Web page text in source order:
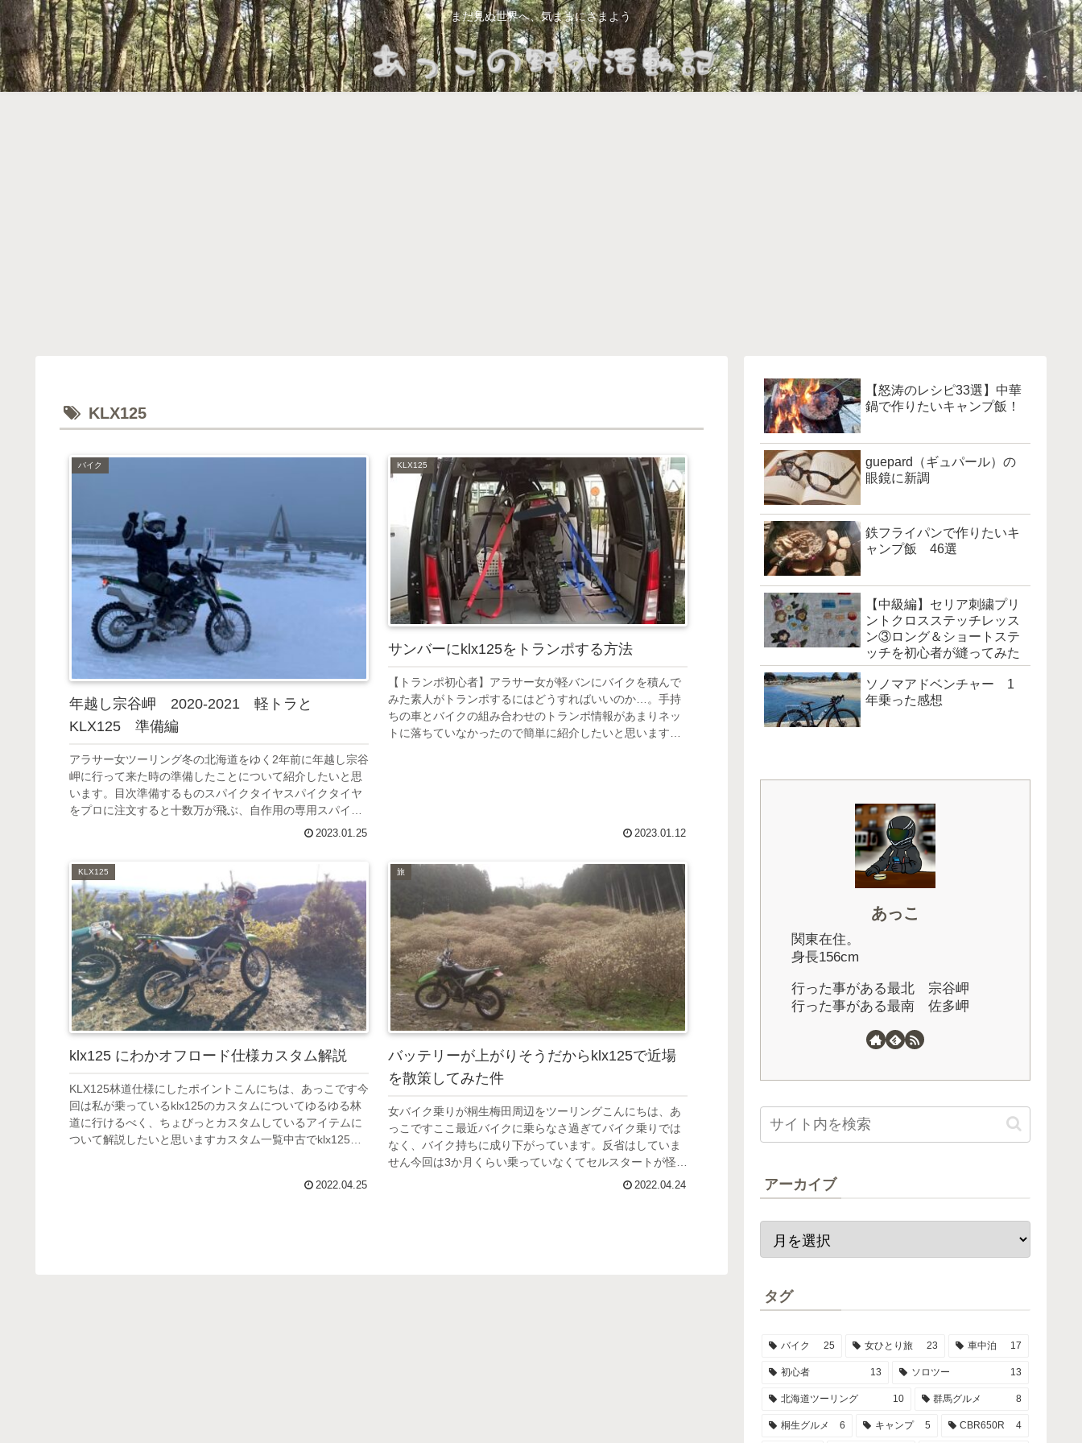
まだ見ぬ世界へ、気ままにさまよう
KLX125
バイク
年越し宗谷岬 2020-2021 軽トラと
KLX125 準備編
アラサー女ツーリング冬の北海道をゆく2年前に年越し宗谷
岬に行って来た時の準備したことについて紹介したいと思
います。目次準備するものスパイクタイヤスパイクタイヤ
をプロに注文すると十数万が飛ぶ、自作用の専用スパイク
2023.01.25
KLX125
サンバーにklx125をトランポする方法
【トランポ初心者】アラサー女が軽バンにバイクを積んで
みた素人がトランポするにはどうすればいいのか…。手持
ちの車とバイクの組み合わせのトランポ情報があまりネッ
トに落ちていなかったので簡単に紹介したいと思います。
2023.01.12
KLX125
klx125 にわかオフロード仕様カスタム解説
KLX125林道仕様にしたポイントこんにちは、あっこです今
回は私が乗っているklx125のカスタムについてゆるゆる林
道に行けるべく、ちょびっとカスタムしているアイテムに
ついて解説したいと思いますカスタム一覧中古でklx125を
2022.04.25
旅
バッテリーが上がりそうだからklx125で近場
を散策してみた件
女バイク乗りが桐生梅田周辺をツーリングこんにちは、あ
っこですここ最近バイクに乗らなさ過ぎてバイク乗りでは
なく、バイク持ちに成り下がっています。反省はしていま
せん今回は3か月くらい乗っていなくてセルスタートが怪し
2022.04.24
【怒涛のレシピ33選】中華
鍋で作りたいキャンプ飯！
guepard（ギュパール）の
眼鏡に新調
鉄フライパンで作りたいキ
ャンプ飯 46選
【中級編】セリア刺繍プリ
ントクロスステッチレッス
ン③ロング＆ショートステ
ッチを初心者が縫ってみた
ソノマアドベンチャー 1
年乗った感想
あっこ
関東在住。
身長156cm
行った事がある最北 宗谷岬
行った事がある最南 佐多岬
アーカイブ
タグ
バイク 25 女ひとり旅 23 車中泊 17
初心者 13 ソロツー 13
北海道ツーリング 10 群馬グルメ 8
桐生グルメ 6 キャンプ 5 CBR650R 4